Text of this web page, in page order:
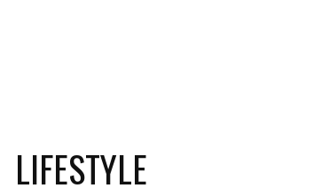
LIFESTYLE